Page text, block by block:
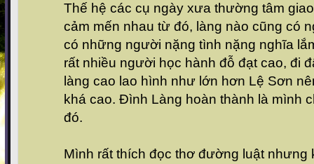
Thế hệ các cụ ngày xưa thường tâm
cảm mến nhau từ đó, làng nào cũng có
có những người nặng tình nặng nghĩa
rất nhiều người học hành đỗ đạt cao, đi
làng cao lao hình như lớn hơn Lệ Sơn
khá cao. Đình Làng hoàn thành là mình
đó.
Mình rất thích đọc thơ đường luật nhưng